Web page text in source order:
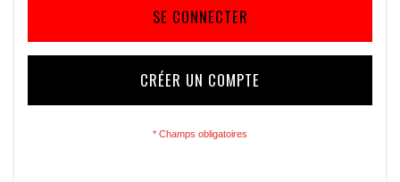
SE CONNECTER
CRÉER UN COMPTE